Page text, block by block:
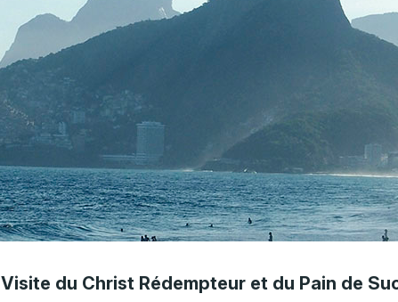
Visite du Christ Rédempteur et du Pain de